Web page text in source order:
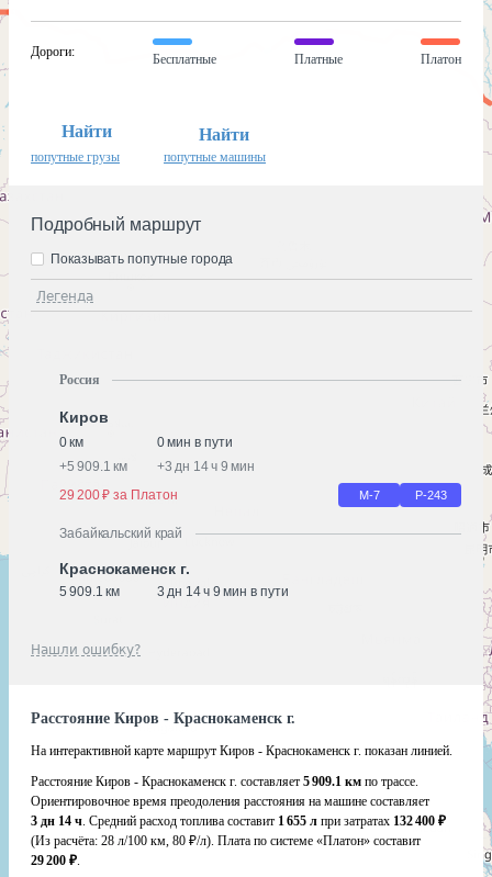
Дороги:
Бесплатные Платные Платон
Найти
попутные грузы
Найти
попутные машины
Подробный маршрут
Легенда
Показывать попутные города
Россия
Киров
0 км
0 мин в пути
+5 909.1 км +3 дн 14 ч 9 мин
29 200 ₽ за Платон
М-7 Р-243
Забайкальский край
Краснокаменск г.
5 909.1 км 3 дн 14 ч 9 мин в пути
Нашли ошибку?
Расстояние Киров - Краснокаменск г.
На интерактивной карте маршрут Киров - Краснокаменск г. показан линией.
Расстояние Киров - Краснокаменск г. составляет 5 909.1 км по трассе.
Ориентировочное время преодоления расстояния на машине составляет
3 дн 14 ч. Средний расход топлива составит 1 655 л при затратах 132 400 ₽
(Из расчёта: 28 л/100 км, 80 ₽/л). Плата по системе «Платон» составит
29 200 ₽.